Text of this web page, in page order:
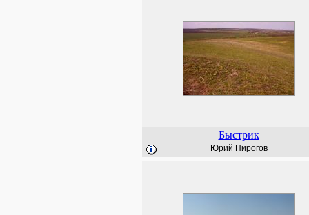
Быстрик
Юрий Пирогов